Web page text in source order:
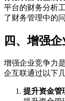
平台的财务分析
了财务管理中的
四、增强
增强企业竞争力
企互联通过以下
提升资金管